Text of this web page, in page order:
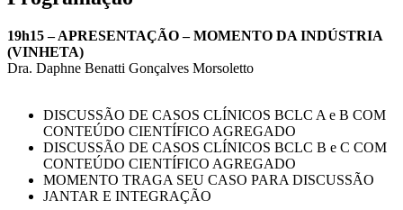
19h15 – APRESENTAÇÃO – MOMENTO DA INDÚSTRIA
(VINHETA)
Dra. Daphne Benatti Gonçalves Morsoletto
DISCUSSÃO DE CASOS CLÍNICOS BCLC A e B COM
CONTEÚDO CIENTÍFICO AGREGADO
DISCUSSÃO DE CASOS CLÍNICOS BCLC B e C COM
CONTEÚDO CIENTÍFICO AGREGADO
MOMENTO TRAGA SEU CASO PARA DISCUSSÃO
JANTAR E INTEGRAÇÃO